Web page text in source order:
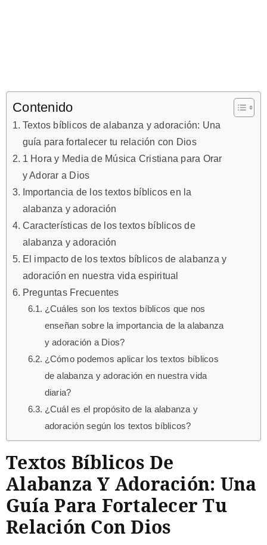
Contenido
Textos bíblicos de alabanza y adoración: Una
guía para fortalecer tu relación con Dios
1 Hora y Media de Música Cristiana para Orar
y Adorar a Dios
Importancia de los textos bíblicos en la
alabanza y adoración
Características de los textos bíblicos de
alabanza y adoración
El impacto de los textos bíblicos de alabanza y
adoración en nuestra vida espiritual
Preguntas Frecuentes
¿Cuáles son los textos bíblicos que nos
enseñan sobre la importancia de la alabanza
y adoración a Dios?
¿Cómo podemos aplicar los textos bíblicos
de alabanza y adoración en nuestra vida
diaria?
¿Cuál es el propósito de la alabanza y
adoración según los textos bíblicos?
Textos Bíblicos De
Alabanza Y Adoración: Una
Guía Para Fortalecer Tu
Relación Con Dios